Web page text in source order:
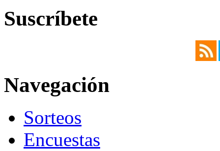
Suscríbete
Navegación
Sorteos
Encuestas